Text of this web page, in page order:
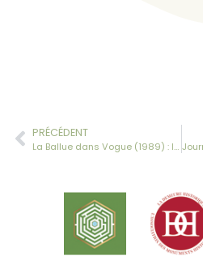
PRÉCÉDENT
La Ballue dans Vogue (1989) : les jardins de Claude Arthaud, un patrimoine en création